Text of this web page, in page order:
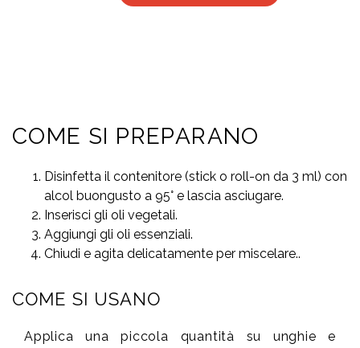
COME SI PREPARANO
Disinfetta il contenitore (stick o roll-on da 3 ml) con
alcol buongusto a 95° e lascia asciugare.
Inserisci gli oli vegetali.
Aggiungi gli oli essenziali.
Chiudi e agita delicatamente per miscelare..
COME SI USANO
Applica una piccola quantità su unghie e